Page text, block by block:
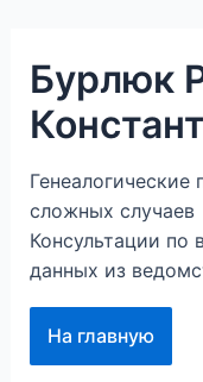
содержимому
Бурлюк
Генеалогические
сложных случаев
Консультации по
данных из
На главную